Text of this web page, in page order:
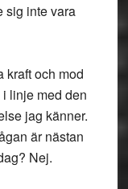
sig inte vara
kraft och mod
linje med den
jag känner.
är nästan
Nej.